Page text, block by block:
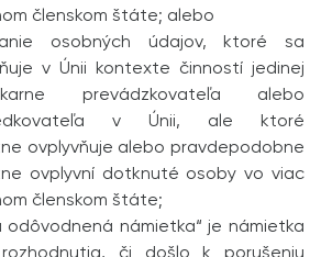
členskom štáte; alebo
osobných údajov, ktoré sa
v Únii kontexte činností jedinej
prevádzko­vateľa alebo
v Únii, ale ktoré
ovplyvňuje alebo pravdepodobne
ovplyvní dotknuté osoby vo viac
členskom štáte;
odôvodnená námietka“ je námietka